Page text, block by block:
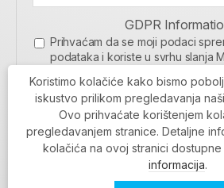
GDPR
Prihvaćam da se moji podaci
podataka i koriste u svrhu slanja
MOJARIJEKA
PRIJAVI SE
Koristimo kolačiće kako bismo
iskustvo prilikom pregledavanja
Ovo prihvaćate korištenjem
pregledavanjem stranice. Detaljne
kolačića na ovoj stranici dostupne
informacija.